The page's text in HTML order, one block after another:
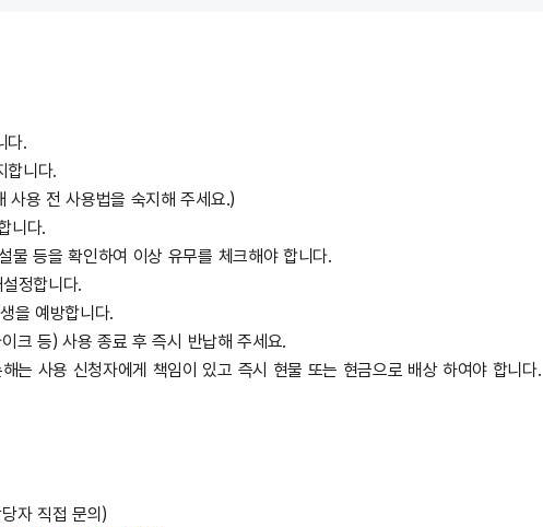
다.
합니다.
사용 전 사용법을 숙지해 주세요.)
니다.
물 등을 확인하여 이상 유무를 체크해야 합니다.
정합니다.
을 예방합니다.
크 등) 사용 종료 후 즉시 반납해 주세요.
는 사용 신청자에게 책임이 있고 즉시 현물 또는 현금으로 배상 하여야 합니다.
자 직접 문의)